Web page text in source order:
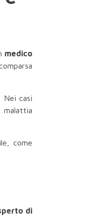
medico
Nei casi
malattia
come
di